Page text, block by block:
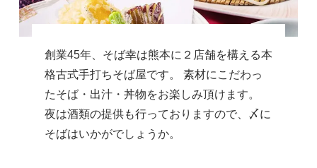
創業45年、そば幸は熊本に２店舗を構える本
格古式手打ちそば屋です。 素材にこだわっ
たそば・出汁・丼物をお楽しみ頂けます。
夜は酒類の提供も行っておりますので、〆に
そばはいかがでしょうか。